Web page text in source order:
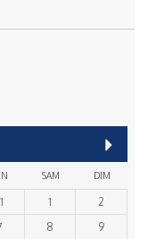
SAM DIM
1
2
8
9